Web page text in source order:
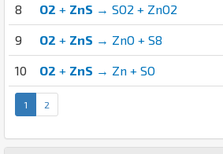
8 O2 + ZnS → SO2 + ZnO2
9 O2 + ZnS → ZnO + S8
10 O2 + ZnS → Zn + SO
1 2